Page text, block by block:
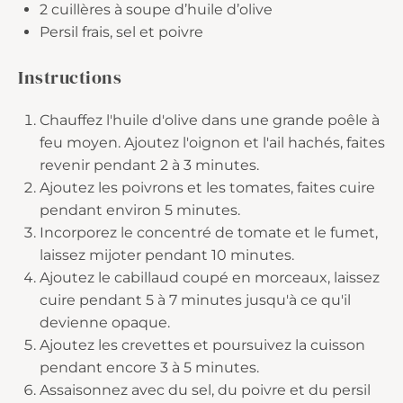
2 cuillères à soupe d’huile d’olive
Persil frais, sel et poivre
Instructions
Chauffez l'huile d'olive dans une grande poêle à
feu moyen. Ajoutez l'oignon et l'ail hachés, faites
revenir pendant 2 à 3 minutes.
Ajoutez les poivrons et les tomates, faites cuire
pendant environ 5 minutes.
Incorporez le concentré de tomate et le fumet,
laissez mijoter pendant 10 minutes.
Ajoutez le cabillaud coupé en morceaux, laissez
cuire pendant 5 à 7 minutes jusqu'à ce qu'il
devienne opaque.
Ajoutez les crevettes et poursuivez la cuisson
pendant encore 3 à 5 minutes.
Assaisonnez avec du sel, du poivre et du persil